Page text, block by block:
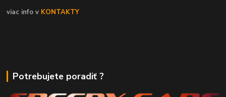
viac info v KONTAKTY
Potrebujete poradiť ?